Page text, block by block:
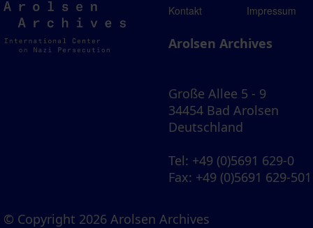
Arolsen
Archives
Kontakt Impressum
Arolsen Archives
Große Allee 5 - 9
34454 Bad Arolsen
Deutschland
Tel: +49 (0)5691 629-0
Fax: +49 (0)5691 629-501
© Copyright 2026 Arolsen Archives